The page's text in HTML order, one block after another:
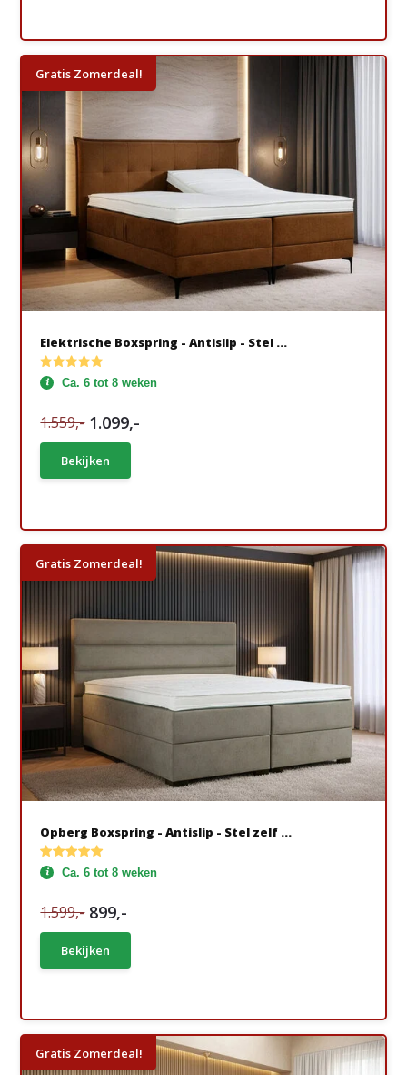
Gratis Zomerdeal!
Elektrische Boxspring - Antislip - Stel ...
Ca. 6 tot 8 weken
1.559,- 1.099,-
Bekijken
Gratis Zomerdeal!
Opberg Boxspring - Antislip - Stel zelf ...
Ca. 6 tot 8 weken
1.599,- 899,-
Bekijken
Gratis Zomerdeal!